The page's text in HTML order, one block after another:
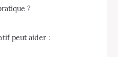
?
peut aider :